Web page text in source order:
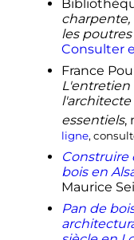
Rome,
↑Denis
façades
p. 75.
↑ André
nature
↑ Fiche
charpente,
les poutres
Consulter
France
L'entretien
l'architecte
essentiels,
ligne,
Construire
bois en
Maurice
Pan de